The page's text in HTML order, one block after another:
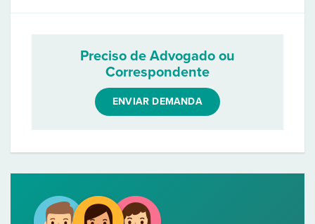
Preciso de Advogado ou
Correspondente
ENVIAR DEMANDA